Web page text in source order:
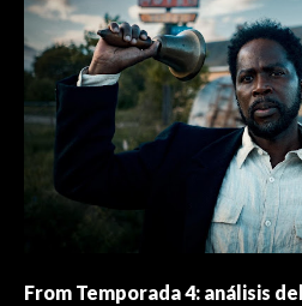
From Temporada 4: análisis